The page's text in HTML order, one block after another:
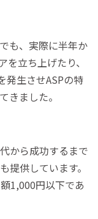
も、実際に半年か
立ち上げたり、
発生させASPの特
きました。
から成功するまで
提供しています。
1,000円以下であ